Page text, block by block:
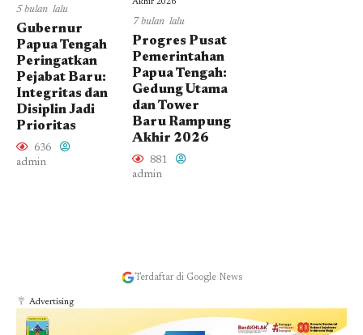
5 bulan lalu
Gubernur
Papua Tengah
Peringatkan
Pejabat Baru:
Integritas dan
Disiplin Jadi
Prioritas
636
admin
7 bulan lalu
Progres Pusat
Pemerintahan
Papua Tengah:
Gedung Utama
dan Tower
Baru Rampung
Akhir 2026
881
admin
Terdaftar di Google News
Advertising